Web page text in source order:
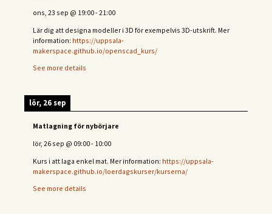
ons, 23 sep @ 19:00-21:00
Lär dig att designa modeller i 3D för exempelvis 3D-utskrift. Mer
information: https://uppsala-
makerspace.github.io/openscad_kurs/
See more details
lör, 26 sep
Matlagning för nybörjare
lör, 26 sep @ 09:00- 10:00
Kurs i att laga enkel mat. Mer information: https://uppsala-
makerspace.github.io/loerdagskurser/kurserna/
See more details